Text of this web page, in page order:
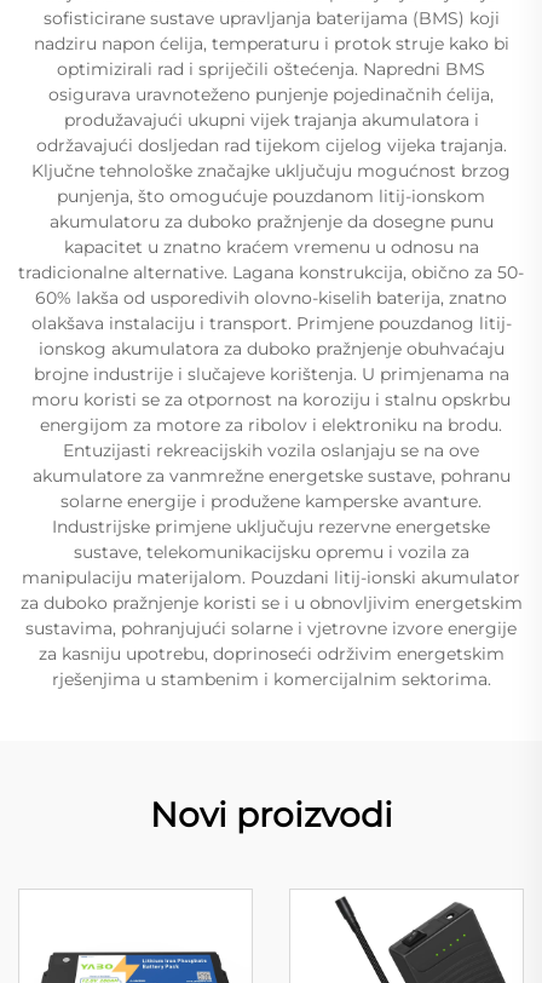
sofisticirane sustave upravljanja baterijama (BMS) koji
nadziru napon ćelija, temperaturu i protok struje kako bi
optimizirali rad i spriječili oštećenja. Napredni BMS
osigurava uravnoteženo punjenje pojedinačnih ćelija,
produžavajući ukupni vijek trajanja akumulatora i
održavajući dosljedan rad tijekom cijelog vijeka trajanja.
Ključne tehnološke značajke uključuju mogućnost brzog
punjenja, što omogućuje pouzdanom litij-ionskom
akumulatoru za duboko pražnjenje da dosegne punu
kapacitet u znatno kraćem vremenu u odnosu na
tradicionalne alternative. Lagana konstrukcija, obično za 50-
60% lakša od usporedivih olovno-kiselih baterija, znatno
olakšava instalaciju i transport. Primjene pouzdanog litij-
ionskog akumulatora za duboko pražnjenje obuhvaćaju
brojne industrije i slučajeve korištenja. U primjenama na
moru koristi se za otpornost na koroziju i stalnu opskrbu
energijom za motore za ribolov i elektroniku na brodu.
Entuzijasti rekreacijskih vozila oslanjaju se na ove
akumulatore za vanmrežne energetske sustave, pohranu
solarne energije i produžene kamperske avanture.
Industrijske primjene uključuju rezervne energetske
sustave, telekomunikacijsku opremu i vozila za
manipulaciju materijalom. Pouzdani litij-ionski akumulator
za duboko pražnjenje koristi se i u obnovljivim energetskim
sustavima, pohranjujući solarne i vjetrovne izvore energije
za kasniju upotrebu, doprinoseći održivim energetskim
rješenjima u stambenim i komercijalnim sektorima.
Novi proizvodi